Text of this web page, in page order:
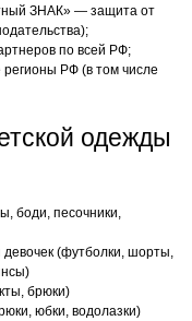
ЗНАК» — защита от
по всей РФ;
регионы РФ (в том числе
одежды
боди, песочники,
(футболки, шорты,
брюки)
юбки, водолазки)